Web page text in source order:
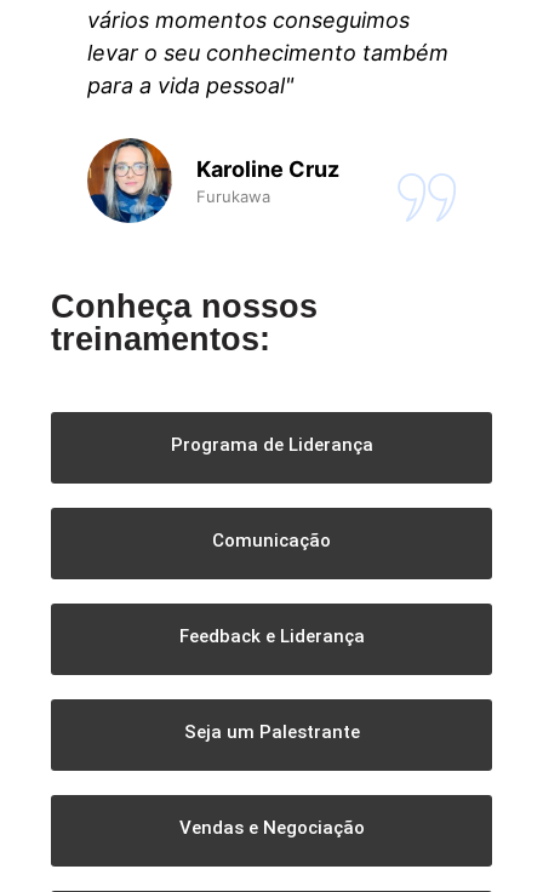
vários momentos conseguimos
levar o seu conhecimento também
para a vida pessoal"
Karoline Cruz
Furukawa
Conheça nossos
treinamentos:
Programa de Liderança
Comunicação
Feedback e Liderança
Seja um Palestrante
Vendas e Negociação